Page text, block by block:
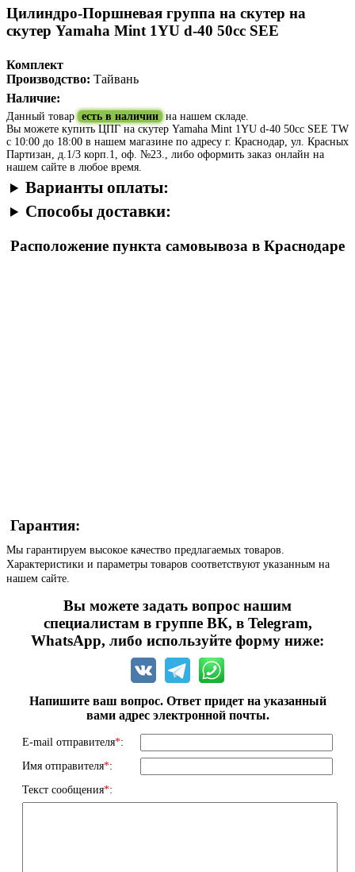
Цилиндро-Поршневая группа на скутер на
скутер Yamaha Mint 1YU d-40 50cc SEE
Комплект
Производство: Тайвань
Наличие:
Данный товар есть в наличии на нашем складе.
Вы можете купить ЦПГ на скутер Yamaha Mint 1YU d-40 50cc SEE TW
с 10:00 до 18:00 в нашем магазине по адресу г. Краснодар, ул. Красных
Партизан, д.1/3 корп.1, оф. №23., либо оформить заказ онлайн на
нашем сайте в любое время.
Варианты оплаты:
Способы доставки:
Расположение пункта самовывоза в Краснодаре
Гарантия:
Мы гарантируем высокое качество предлагаемых товаров.
Характеристики и параметры товаров соответствуют указанным на
нашем сайте.
Вы можете задать вопрос нашим
специалистам в группе ВК, в Telegram,
WhatsApp, либо используйте форму ниже:
Напишите ваш вопрос. Ответ придет на указанный
вами адрес электронной почты.
E-mail отправителя*:
Имя отправителя*:
Текст сообщения*: